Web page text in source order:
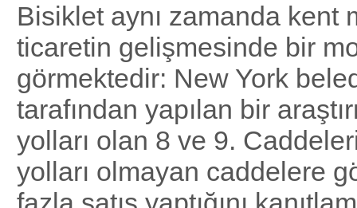
Bisiklet aynı zamanda kent
ticaretin gelişmesinde bir
görmektedir: New York
tarafından yapılan bir
yolları olan 8 ve 9.
yolları olmayan caddelere